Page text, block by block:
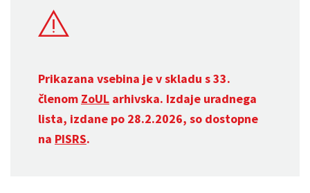
Prikazana vsebina je v skladu s 33.
členom ZoUL arhivska. Izdaje uradnega
lista, izdane po 28.2.2026, so dostopne
na PISRS.